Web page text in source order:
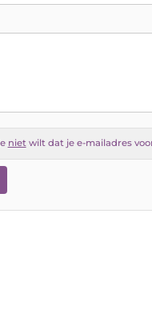
nietwilt dat je e-mailadres